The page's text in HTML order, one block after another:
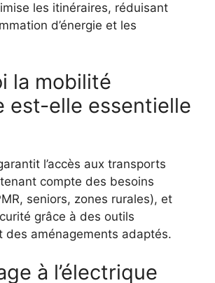
les itinéraires, réduisant
d’énergie et les
la mobilité
est-elle essentielle
l’accès aux transports
compte des besoins
seniors, zones rurales), et
grâce à des outils
des aménagements adaptés.
à l’électrique